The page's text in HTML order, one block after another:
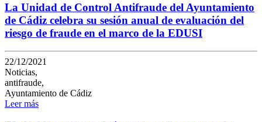
La Unidad de Control Antifraude del Ayuntamiento
de Cádiz celebra su sesión anual de evaluación del
riesgo de fraude en el marco de la EDUSI
22/12/2021
Noticias,
antifraude,
Ayuntamiento de Cádiz
Leer más